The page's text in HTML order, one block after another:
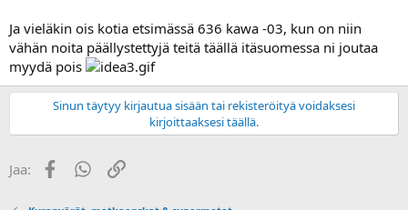
Ja vieläkin ois kotia etsimässä 636 kawa -03, kun on niin
vähän noita päällystettyjä teitä täällä itäsuomessa ni joutaa
myydä pois
Sinun täytyy kirjautua sisään tai rekisteröityä voidaksesi
kirjoittaaksesi täällä.
Jaa: FacebookWhatsApp
Linkki